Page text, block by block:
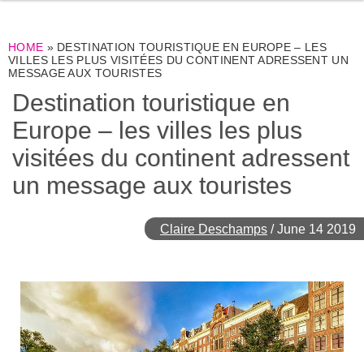
HOME » DESTINATION TOURISTIQUE EN EUROPE – LES
VILLES LES PLUS VISITÉES DU CONTINENT ADRESSENT UN
MESSAGE AUX TOURISTES
Destination touristique en
Europe – les villes les plus
visitées du continent adressent
un message aux touristes
Claire Deschamps /June 14 2019